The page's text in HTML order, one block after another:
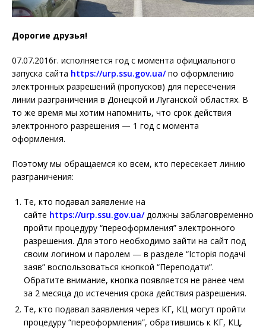
Дорогие друзья!
07.07.2016г. исполняется год с момента официального
запуска сайта https://urp.ssu.gov.ua/по оформлению
электронных разрешений (пропусков) для пересечения
линии разграничения в Донецкой и Луганской областях. В
то же время мы хотим напомнить, что срок действия
электронного разрешения — 1 год с момента
оформления.
Поэтому мы обращаемся ко всем, кто пересекает линию
разграничения:
Те, кто подавал заявление на
сайте https://urp.ssu.gov.ua/должны заблаговременно
пройти процедуру “переоформления” электронного
разрешения. Для этого необходимо зайти на сайт под
своим логином и паролем — в разделе “Історія подачі
заяв” воспользоваться кнопкой “Переподати”.
Обратите внимание, кнопка появляется не ранее чем
за 2 месяца до истечения срока действия разрешения.
Те, кто подавал заявления через КГ, КЦ могут пройти
процедуру “переоформления”, обратившись к КГ, КЦ,